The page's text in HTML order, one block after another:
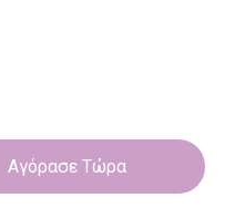
Αγόρασε Τώρα